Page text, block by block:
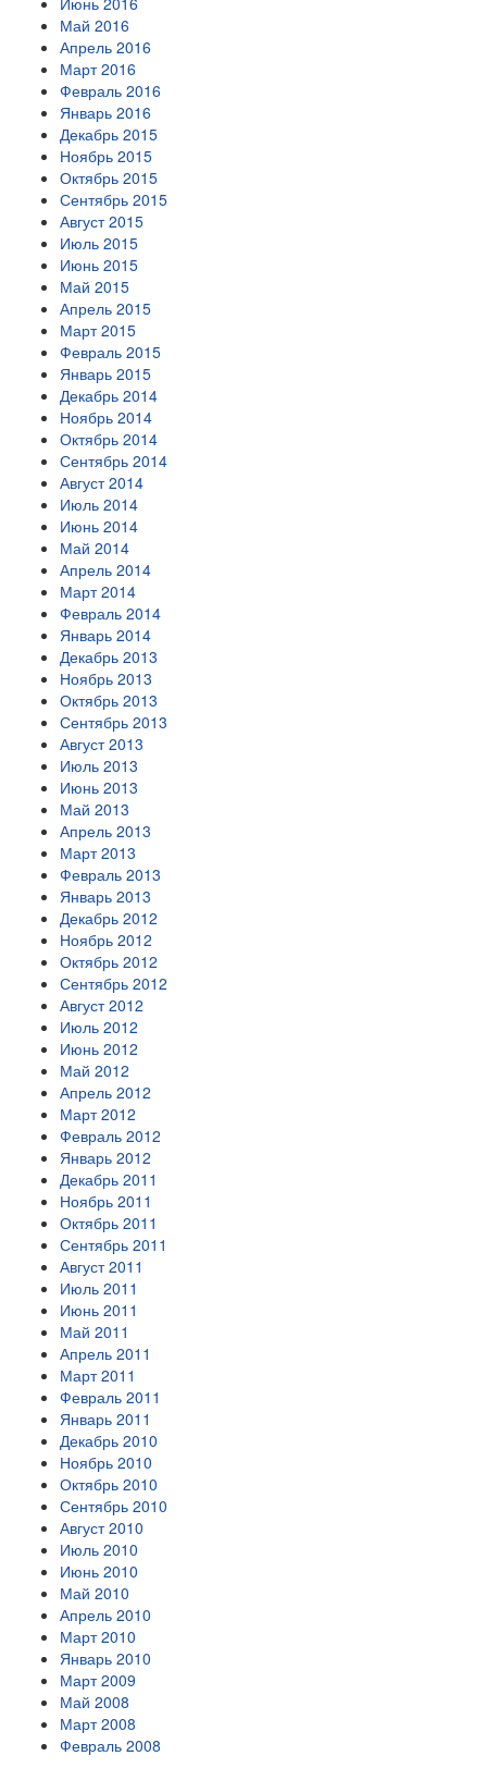
Май 2016
Апрель 2016
Март 2016
Февраль 2016
Январь 2016
Декабрь 2015
Ноябрь 2015
Октябрь 2015
Сентябрь 2015
Август 2015
Июль 2015
Июнь 2015
Май 2015
Апрель 2015
Март 2015
Февраль 2015
Январь 2015
Декабрь 2014
Ноябрь 2014
Октябрь 2014
Сентябрь 2014
Август 2014
Июль 2014
Июнь 2014
Май 2014
Апрель 2014
Март 2014
Февраль 2014
Январь 2014
Декабрь 2013
Ноябрь 2013
Октябрь 2013
Сентябрь 2013
Август 2013
Июль 2013
Июнь 2013
Май 2013
Апрель 2013
Март 2013
Февраль 2013
Январь 2013
Декабрь 2012
Ноябрь 2012
Октябрь 2012
Сентябрь 2012
Август 2012
Июль 2012
Июнь 2012
Май 2012
Апрель 2012
Март 2012
Февраль 2012
Январь 2012
Декабрь 2011
Ноябрь 2011
Октябрь 2011
Сентябрь 2011
Август 2011
Июль 2011
Июнь 2011
Май 2011
Апрель 2011
Март 2011
Февраль 2011
Январь 2011
Декабрь 2010
Ноябрь 2010
Октябрь 2010
Сентябрь 2010
Август 2010
Июль 2010
Июнь 2010
Май 2010
Апрель 2010
Март 2010
Январь 2010
Март 2009
Май 2008
Март 2008
Февраль 2008